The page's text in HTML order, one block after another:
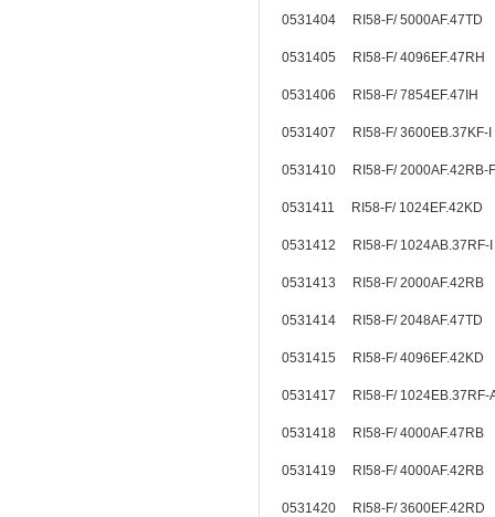
0531404 RI58-F/ 5000AF.47TD
0531405 RI58-F/ 4096EF.47RH
0531406 RI58-F/ 7854EF.47IH
0531407 RI58-F/ 3600EB.37KF-I
0531410 RI58-F/
0531411 RI58-F/ 1024EF.42KD
0531412 RI58-F/ 1024AB.37RF-I
0531413 RI58-F/ 2000AF.42RB
0531414 RI58-F/ 2048AF.47TD
0531415 RI58-F/ 4096EF.42KD
0531417 RI58-F/ 1024EB.37RF-
0531418 RI58-F/ 4000AF.47RB
0531419 RI58-F/ 4000AF.42RB
0531420 RI58-F/ 3600EF.42RD